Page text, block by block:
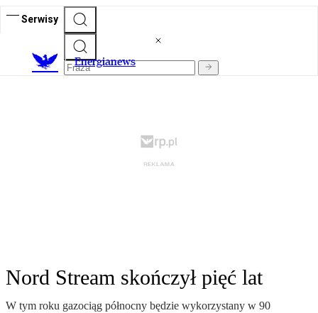
Serwisy
Energianews
Nord Stream skończył pięć lat
W tym roku gazociąg północny będzie wykorzystany w 90